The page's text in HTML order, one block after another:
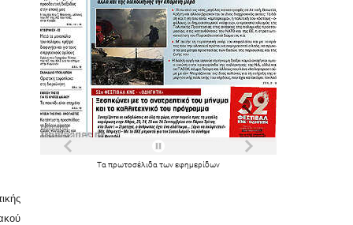
Τα πρωτοσέλιδα τωνεφημερίδων